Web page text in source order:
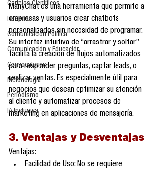
Carteles Científicos
Reseñas
Comunicación Política
Comunicación y Educación
Convocatorias
Metodología
Periodismo
IA Inclusiva
ManyChat es una herramienta que permite a
empresas y usuarios crear chatbots
personalizados sin necesidad de programar.
Su interfaz intuitiva de “arrastrar y soltar”
facilita la creación de flujos automatizados
para responder preguntas, captar leads, o
realizar ventas. Es especialmente útil para
negocios que desean optimizar su atención
al cliente y automatizar procesos de
marketing en aplicaciones de mensajería.
3. Ventajas y Desventajas
Ventajas:
Facilidad de Uso: No se requiere